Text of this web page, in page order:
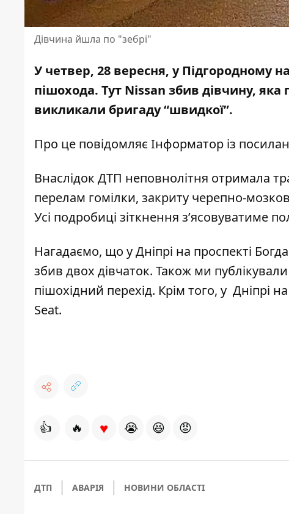
Дівчина йшла по "зебрі"
У четвер, 28 вересня, у Підгородному
пішохода. Тут Nissan збив дівчину, яка
викликали бригаду “швидкої”.
Про це повідомляє Інформатор із
Внаслідок ДТП неповнолітня отримала
перелам гомілки, закриту черепно-
Усі подробиці зіткнення з’ясовуватиме
Нагадаємо, що у Дніпрі на проспекті
збив двох дівчаток. Також ми
пішохідний перехід. Крім того, у Дніпрі
Seat.
👍 🔥 ♥ 😭 😆 😡
ДТП АВАРІЯ НОВИНИ ОБЛАСТІ